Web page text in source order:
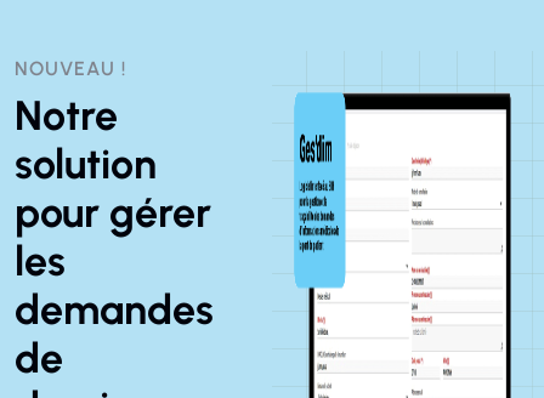
NOUVEAU !
Notre
solution
pour gérer
les
demandes
de